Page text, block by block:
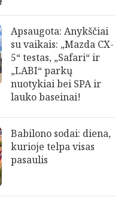
Apsaugota: Anykščiai
su vaikais: „Mazda CX-
5“ testas, „Safari“ ir
„LABI“ parkų
nuotykiai bei SPA ir
lauko baseinai!
Babilono sodai: diena,
kurioje telpa visas
pasaulis